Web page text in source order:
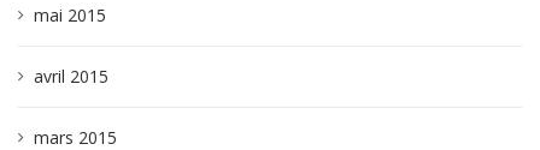
mai 2015
avril 2015
mars 2015